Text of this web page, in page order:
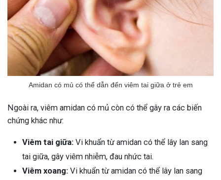
Amidan có mủ có thể dẫn đến viêm tai giữa ở trẻ em
Ngoài ra, viêm amidan có mủ còn có thể gây ra các biến
chứng khác như:
Viêm tai giữa: Vi khuẩn từ amidan có thể lây lan sang
tai giữa, gây viêm nhiễm, đau nhức tai.
Viêm xoang: Vi khuẩn từ amidan có thể lây lan sang